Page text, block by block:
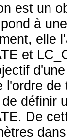
est un
à
elle
et
l'ordre
définir
. De